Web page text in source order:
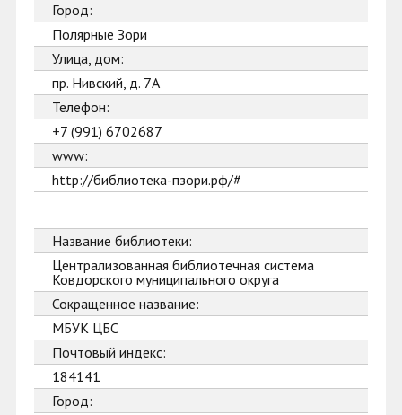
Город:
Полярные Зори
Улица, дом:
пр. Нивский, д. 7А
Телефон:
+7 (991) 6702687
www:
http://библиотека-пзори.рф/#
Название библиотеки:
Централизованная библиотечная система
Ковдорского муниципального округа
Сокращенное название:
МБУК ЦБС
Почтовый индекс:
184141
Город: